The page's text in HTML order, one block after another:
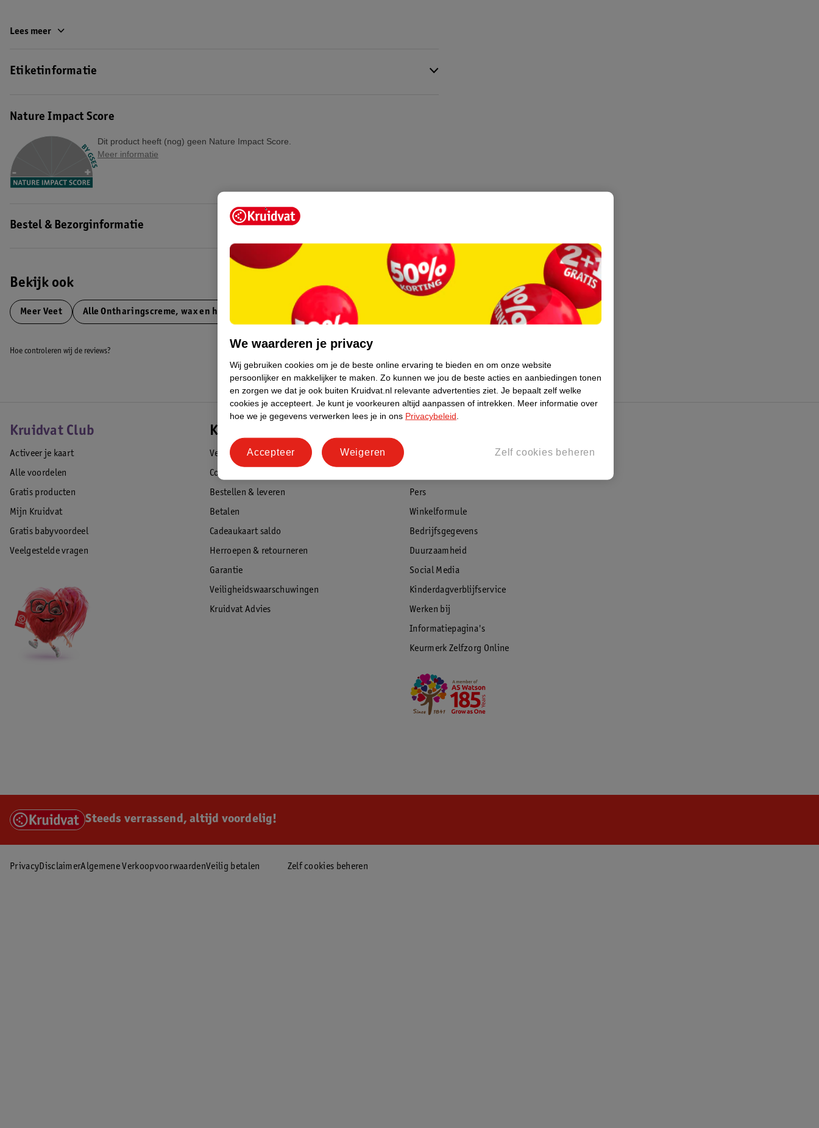
Lees meer
Etiketinformatie
Nature Impact Score
Dit product heeft (nog) geen Nature Impact Score.
Meer informatie
Bestel & Bezorginformatie
Bekijk ook
Meer Veet Alle Ontharingscreme, wax en hars
Hoe controleren wij de reviews?
Kruidvat Club
Activeer je kaart
Alle voordelen
Gratis producten
Mijn Kruidvat
Gratis babyvoordeel
Veelgestelde vragen
Klantenservice
Veelgestelde vragen
Contact
Bestellen & leveren
Betalen
Cadeaukaart saldo
Herroepen & retourneren
Garantie
Veiligheidswaarschuwingen
Kruidvat Advies
Pers
Winkelformule
Bedrijfsgegevens
Duurzaamheid
Social Media
Kinderdagverblijfservice
Werken bij
Informatiepagina's
Keurmerk Zelfzorg Online
Steeds verrassend, altijd voordelig!
PrivacyDisclaimerAlgemene VerkoopvoorwaardenVeilig betalen Zelf cookies beheren
We waarderen je privacy
Wij gebruiken cookies om je de beste online ervaring te bieden en om onze website
persoonlijker en makkelijker te maken. Zo kunnen we jou de beste acties en aanbiedingen tonen
en zorgen we dat je ook buiten Kruidvat.nl relevante advertenties ziet. Je bepaalt zelf welke
cookies je accepteert. Je kunt je voorkeuren altijd aanpassen of intrekken.
Meer informatie over
hoe we je gegevens verwerken lees je in ons Privacybeleid
Zelf cookies beheren
Weigeren
Accepteer